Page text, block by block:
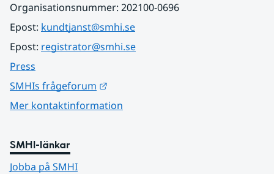
Organisationsnummer: 202100-0696
Epost: kundtjanst@smhi.se
Epost: registrator@smhi.se
Press
SMHIs frågeforum
Mer kontaktinformation
SMHI-länkar
Jobba på SMHI